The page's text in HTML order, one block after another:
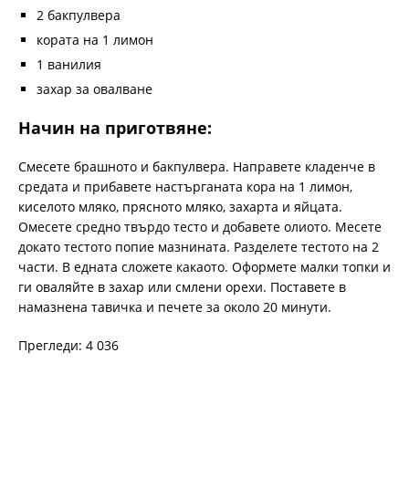
2 бакпулвера
кората на 1 лимон
1 ванилия
захар за овалване
Начин на приготвяне:
Смесете брашното и бакпулвера. Направете кладенче в
средата и прибавете настърганата кора на 1 лимон,
киселото мляко, прясното мляко, захарта и яйцата.
Омесете средно твърдо тесто и добавете олиото. Месете
докато тестото попие мазнината. Разделете тестото на 2
части. В едната сложете какаото. Оформете малки топки и
ги оваляйте в захар или смлени орехи. Поставете в
намазнена тавичка и печете за около 20 минути.
Прегледи: 4 036